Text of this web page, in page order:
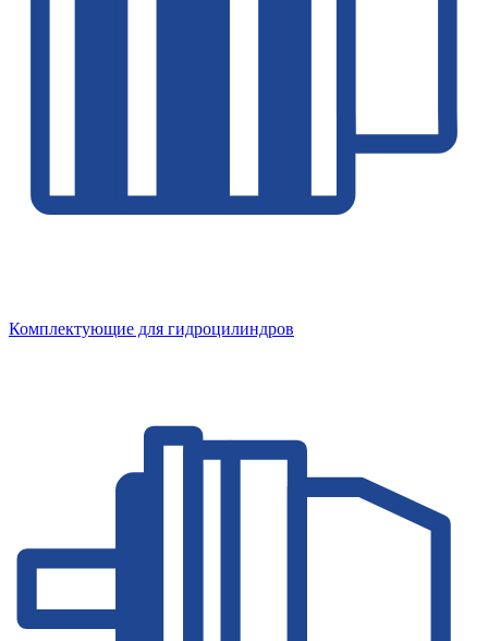
Комплектующие для гидроцилиндров